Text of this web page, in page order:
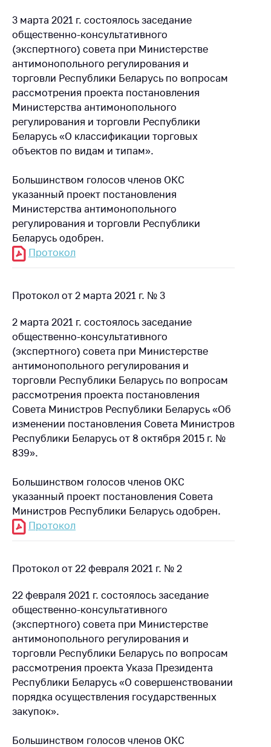
3 марта 2021 г. состоялось заседание
общественно-консультативного
(экспертного) совета при Министерстве
антимонопольного регулирования и
торговли Республики Беларусь по вопросам
рассмотрения проекта постановления
Министерства антимонопольного
регулирования и торговли Республики
Беларусь «О классификации торговых
объектов по видам и типам».
Большинством голосов членов ОКС
указанный проект постановления
Министерства антимонопольного
регулирования и торговли Республики
Беларусь одобрен.
Протокол
Протокол от 2 марта 2021 г. № 3
2 марта 2021 г. состоялось заседание
общественно-консультативного
(экспертного) совета при Министерстве
антимонопольного регулирования и
торговли Республики Беларусь по вопросам
рассмотрения проекта постановления
Совета Министров Республики Беларусь «Об
изменении постановления Совета Министров
Республики Беларусь от 8 октября 2015 г. №
839».
Большинством голосов членов ОКС
указанный проект постановления Совета
Министров Республики Беларусь одобрен.
Протокол
Протокол от 22 февраля 2021 г. № 2
22 февраля 2021 г. состоялось заседание
общественно-консультативного
(экспертного) совета при Министерстве
антимонопольного регулирования и
торговли Республики Беларусь по вопросам
рассмотрения проекта Указа Президента
Республики Беларусь «О совершенствовании
порядка осуществления государственных
закупок».
Большинством голосов членов ОКС